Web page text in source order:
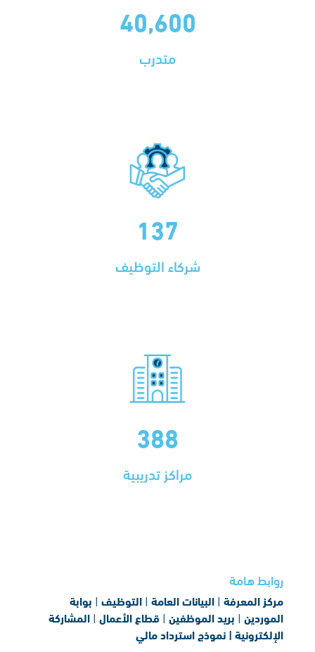
40,600
متدرب
137
شركاء التوظيف
388
مراكز تدريبية
روابط هامة
مركز المعرفة| البيانات العامة| التوظيف| بوابة
الموردين| بريد الموظفين| قطاع الأعمال| المشاركة
الإلكترونية |نموذج استرداد مالي